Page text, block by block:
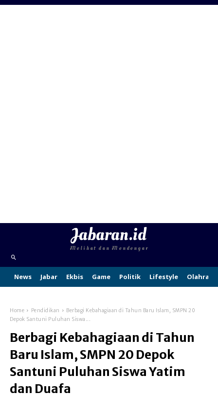
Jabaran.id
Melihat dan Mendengar
News Jabar Ekbis Game Politik Lifestyle Olahraga
Home Pendidikan
Berbagi Kebahagiaan di Tahun Baru Islam, SMPN 20
Depok Santuni Puluhan Siswa...
Berbagi Kebahagiaan di Tahun
Baru Islam, SMPN 20 Depok
Santuni Puluhan Siswa Yatim
dan Duafa